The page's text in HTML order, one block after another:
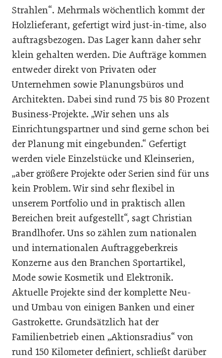
Strahlen“. Mehrmals wöchentlich kommt der
Holzlieferant, gefertigt wird just-in-time, also
auftragsbezogen. Das Lager kann daher sehr
klein gehalten werden. Die Aufträge kommen
entweder direkt von Privaten oder
Unternehmen sowie Planungsbüros und
Architekten. Dabei sind rund 75 bis 80 Prozent
Business-Projekte. „Wir sehen uns als
Einrichtungspartner und sind gerne schon bei
der Planung mit eingebunden.“ Gefertigt
werden viele Einzelstücke und Kleinserien,
„aber größere Projekte oder Serien sind für uns
kein Problem. Wir sind sehr flexibel in
unserem Portfolio und in praktisch allen
Bereichen breit aufgestellt“, sagt Christian
Brandlhofer. Uns so zählen zum nationalen
und internationalen Auftraggeberkreis
Konzerne aus den Branchen Sportartikel,
Mode sowie Kosmetik und Elektronik.
Aktuelle Projekte sind der komplette Neu-
und Umbau von einigen Banken und einer
Gastrokette. Grundsätzlich hat der
Familienbetrieb einen „Aktionsradius“ von
rund 150 Kilometer definiert, schließt darüber